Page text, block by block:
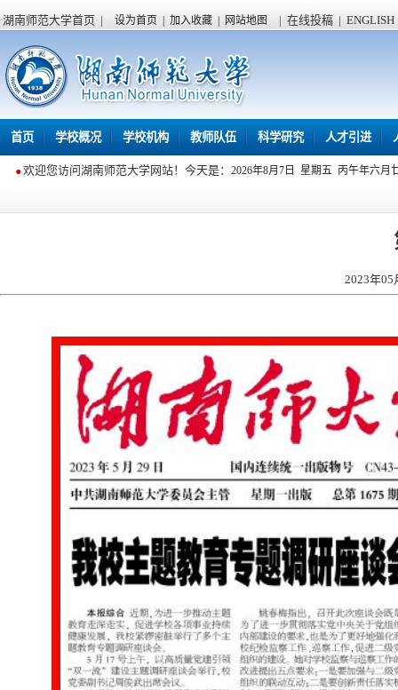
湖南师范大学首页 | 设为首页 加入收藏 网站地图 | 在线投稿 | ENGLISH
首页 学校概况 学校机构 教师队伍 科学研究 人才引进
欢迎您访问湖南师范大学网站！今天是： 2026年8月7日 星期五 丙午年六月
2023年05